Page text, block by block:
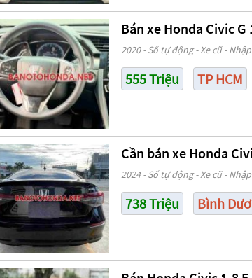
Bán xe Honda Civic G
2020 - Số tự động - Xe cũ -
555 Triệu TP HCM
Cần bán xe Honda
2024 - Số tự động - Xe cũ -
738 Triệu Bình